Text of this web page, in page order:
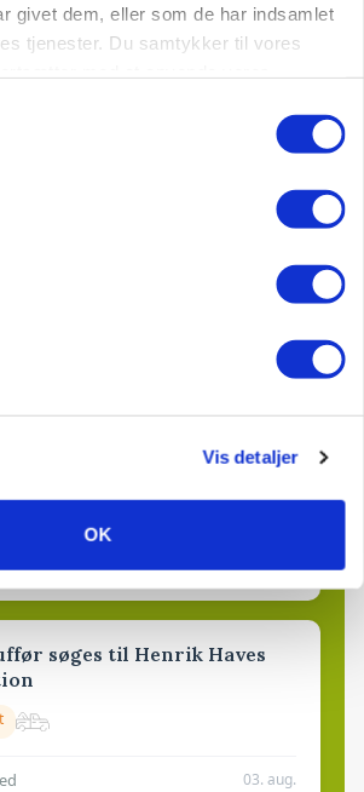
givet dem, eller som de har indsamlet
tjenester. Du samtykker til vores
Vis detaljer
OK
i samarbejde med
06. aug.
NY 06. aug.
søges til Henrik Haves
03. aug.